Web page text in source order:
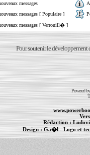
messages
messages [ Populaire ]
messages [ Verrouill� ]
Pour soutenir le développement
Powered
Rédaction :
Design : Ga�l- Logo et
MacBook Pro